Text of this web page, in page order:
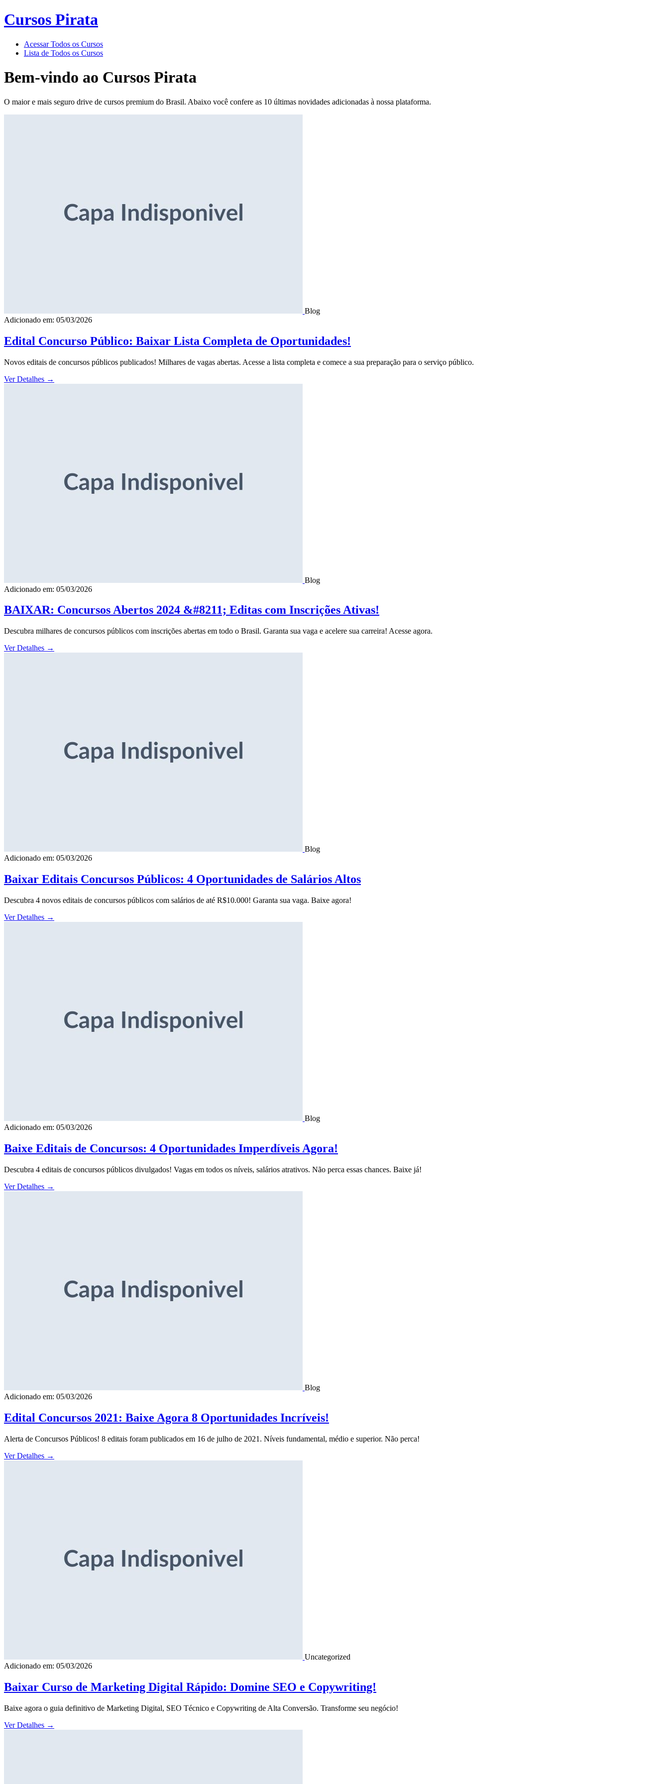
Cursos Pirata
Acessar Todos os Cursos
Lista de Todos os Cursos
Bem-vindo ao Cursos Pirata
O maior e mais seguro drive de cursos premium do Brasil. Abaixo você confere as 10 últimas novidades adicionadas à nossa plataforma.
Blog
Adicionado em: 05/03/2026
Edital Concurso Público: Baixar Lista Completa de Oportunidades!
Novos editais de concursos públicos publicados! Milhares de vagas abertas. Acesse a lista completa e comece a sua preparação para o serviço público.
Ver Detalhes →
Blog
Adicionado em: 05/03/2026
BAIXAR: Concursos Abertos 2024 &#8211; Editas com Inscrições Ativas!
Descubra milhares de concursos públicos com inscrições abertas em todo o Brasil. Garanta sua vaga e acelere sua carreira! Acesse agora.
Ver Detalhes →
Blog
Adicionado em: 05/03/2026
Baixar Editais Concursos Públicos: 4 Oportunidades de Salários Altos
Descubra 4 novos editais de concursos públicos com salários de até R$10.000! Garanta sua vaga. Baixe agora!
Ver Detalhes →
Blog
Adicionado em: 05/03/2026
Baixe Editais de Concursos: 4 Oportunidades Imperdíveis Agora!
Descubra 4 editais de concursos públicos divulgados! Vagas em todos os níveis, salários atrativos. Não perca essas chances. Baixe já!
Ver Detalhes →
Blog
Adicionado em: 05/03/2026
Edital Concursos 2021: Baixe Agora 8 Oportunidades Incríveis!
Alerta de Concursos Públicos! 8 editais foram publicados em 16 de julho de 2021. Níveis fundamental, médio e superior. Não perca!
Ver Detalhes →
Uncategorized
Adicionado em: 05/03/2026
Baixar Curso de Marketing Digital Rápido: Domine SEO e Copywriting!
Baixe agora o guia definitivo de Marketing Digital, SEO Técnico e Copywriting de Alta Conversão. Transforme seu negócio!
Ver Detalhes →